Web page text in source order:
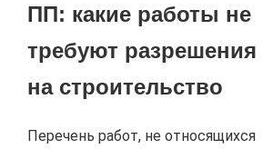
ПП: какие работы не
требуют разрешения
на строительство
Перечень работ, не относящихся